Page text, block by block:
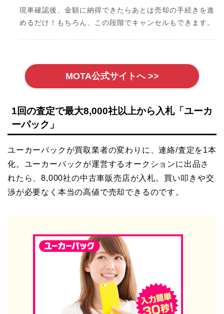
現車確認後、金額に納得できたらあとは売却の手続きを進
めるだけ！もちろん、この段階でキャンセルもできます。
MOTA公式サイトへ >>
1回の査定で最大8,000社以上から入札「ユーカ
ーパック」
ユーカーパックが買取業者の変わりに、連絡/査定を1本
化。ユーカーパックが運営するオークションに出品さ
れたら、8,000社の中古車販売店が入札。買い叩きや交
渉が必要なく本当の高値で売却できるのです。